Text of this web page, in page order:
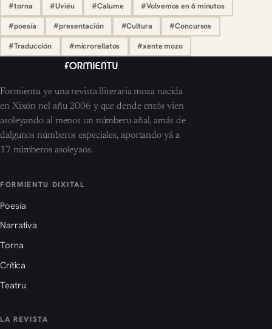
#torna #Uviéu #Calume #Volvemos en 6 minutos
#poesía #presentación #Cultura #Concursos
#Traducción #microrellatos #xente mozo
Formientu ye una revista lliteraria moza nacida
en Xixón nel añu 2006 y que dende entós vien
asoleyando al menos un númberu añal, amás de
dalgunos númberos especiales, aportando yá a
17 númberos asoleyaos.
FORMIENTU DIXITAL
Poesía
Narrativa
Torna
Crítica
Teatru
LA REVISTA